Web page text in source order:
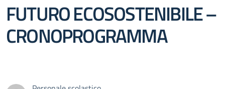
FUTURO ECOSOSTENIBILE –
CRONOPROGRAMMA